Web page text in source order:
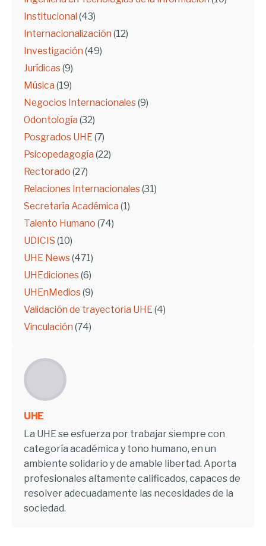
Institucional (43)
Internacionalización (12)
Investigación (49)
Jurídicas (9)
Música (19)
Negocios Internacionales (9)
Odontología (32)
Posgrados UHE(7)
Psicopedagogía (22)
Rectorado (27)
Relaciones Internacionales (31)
Secretaría Académica (1)
Talento Humano (74)
UDICIS (10)
UHE News (471)
UHEdiciones (6)
UHEnMedios (9)
Validación de trayectoria UHE(4)
Vinculación (74)
UHE
La UHE se esfuerza por trabajar siempre con
categoría académica y tono humano, en un
ambiente solidario y de amable libertad. Aporta
profesionales altamente calificados, capaces de
resolver adecuadamente las necesidades de la
sociedad.